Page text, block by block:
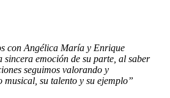
con Angélica María y Enrique
sincera emoción de su parte, al saber
seguimos valorando y
musical, su talento y su ejemplo”